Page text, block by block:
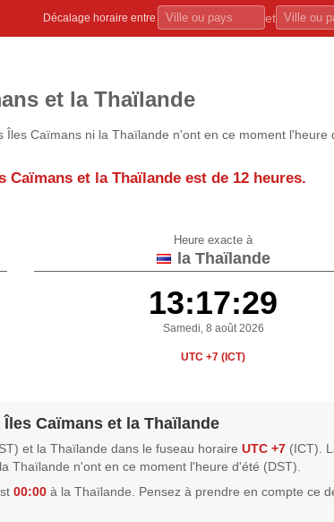
Décalage horaire entre et
et la Thaïlande
Îles Caïmans ni la Thaïlande n'ont en ce moment l'heure
Caïmans et la Thaïlande est de 12 heures.
Heure exacte à
la Thaïlande
13:17:29
Samedi, 8 août 2026
UTC +7 (ICT)
Caïmans et la Thaïlande
et la Thaïlande dans le fuseau horaire UTC +7 (ICT).
Thaïlande n'ont en ce moment l'heure d'été (DST).
00:00 à la Thaïlande. Pensez à prendre en compte ce